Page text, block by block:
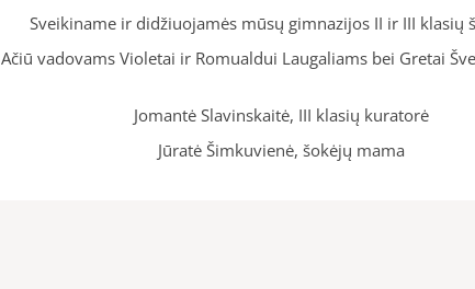
Sveikiname ir didžiuojamės mūsų gimnazijos II ir III klasių
Ačiū vadovams Violetai ir Romualdui Laugaliams bei Gretai
Jomantė Slavinskaitė, III klasių kuratorė
Jūratė Šimkuvienė, šokėjų mama